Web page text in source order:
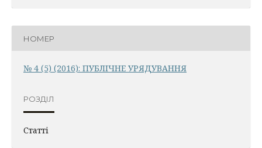
НОМЕР
№ 4 (5) (2016): ПУБЛІЧНЕ УРЯДУВАННЯ
РОЗДІЛ
Статті